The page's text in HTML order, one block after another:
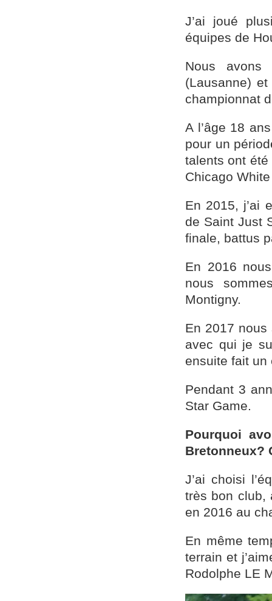
J’ai joué
équipes de
Nous
(Lausanne)
championnat
A l’âge 18
pour un
talents ont
Chicago
En 2015, j’ai
de Saint Just
finale, battus
En 2016
nous
Montigny.
En 2017 nous
avec qui je
ensuite fait un
Pendant 3
Star Game.
Pourquoi
Bretonneux?
J’ai choisi
très bon club,
en 2016 au
En même
terrain et
Rodolphe LE